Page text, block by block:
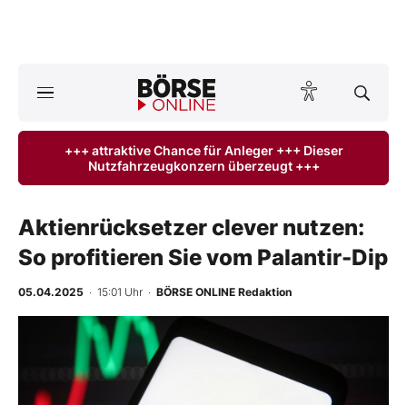
ktuelle Ausgabe BÖRSE ONLINE lesen
Anlageprodukte
Finanz-Check
BO-Musterdepots
Experten
+++ attraktive Chance für Anleger +++ Dieser
Nutzfahrzeugkonzern überzeugt +++
Aktienrücksetzer clever nutzen:
So profitieren Sie vom Palantir-Dip
05.04.2025 · 15:01 Uhr · BÖRSE ONLINE Redaktion